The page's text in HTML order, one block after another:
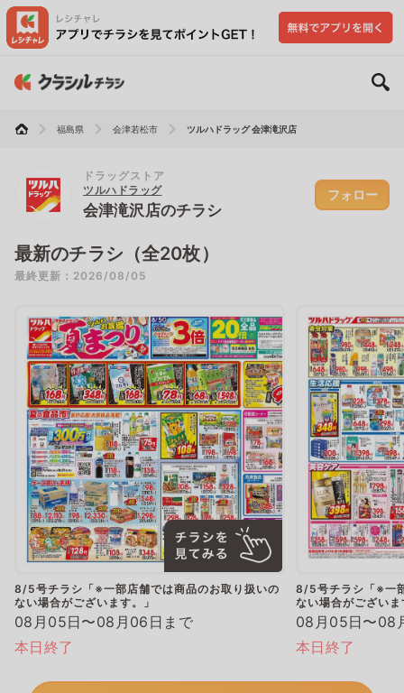
福島県 会津若松市 ツルハドラッグ 会津滝沢店
ドラッグストア
ツルハドラッグ
会津滝沢店のチラシ
フォロー
最新のチラシ（全20枚）
最終更新：2026/08/05
8/5号チラシ「※一部店舗では商品のお取り扱いの
ない場合がございます。」
08月05日〜08月06日まで
本日終了
8/5号チラシ「※一
ない場合がございま
08月05日〜08
本日終了